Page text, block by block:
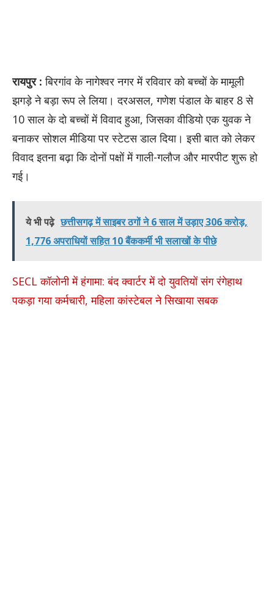
रायपुर : बिरगांव के नागेश्वर नगर में रविवार को बच्चों के मामूली
झगड़े ने बड़ा रूप ले लिया। दरअसल, गणेश पंडाल के बाहर 8 से
10 साल के दो बच्चों में विवाद हुआ, जिसका वीडियो एक युवक ने
बनाकर सोशल मीडिया पर स्टेटस डाल दिया। इसी बात को लेकर
विवाद इतना बढ़ा कि दोनों पक्षों में गाली-गलौज और मारपीट शुरू हो
गई।
ये भी पढ़े छत्तीसगढ़ में साइबर ठगों ने 6 साल में उड़ाए 306 करोड़,
1,776 अपराधियों सहित 10 बैंककर्मी भी सलाखों के पीछे
SECL कॉलोनी में हंगामा: बंद क्वार्टर में दो युवतियों संग रंगेहाथ
पकड़ा गया कर्मचारी, महिला कांस्टेबल ने सिखाया सबक